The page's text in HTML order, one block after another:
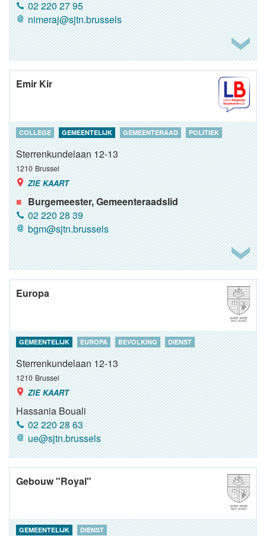
02 220 27 95
nimeraj@sjtn.brussels
Emir Kir
COLLEGE GEMEENTELIJK GEMEENTERAAD POLITIEK
Sterrenkundelaan 12-13
1210 Brussel
ZIE KAART
Burgemeester, Gemeenteraadslid
02 220 28 39
bgm@sjtn.brussels
Europa
GEMEENTELIJK EUROPA BEVOLKING DIENST
Sterrenkundelaan 12-13
1210 Brussel
ZIE KAART
Hassania Bouali
02 220 28 63
ue@sjtn.brussels
Gebouw "Royal"
GEMEENTELIJK DIENST